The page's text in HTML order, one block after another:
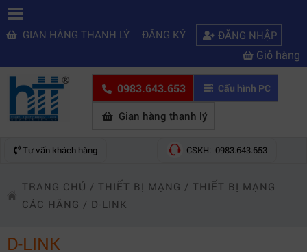
GIAN HÀNG THANH LÝ ĐĂNG KÝ ĐĂNG NHẬP
Giỏ hàng
0983.643.653 Cấu hình PC
Gian hàng thanh lý
Tư vấn khách hàng CSKH: 0983.643.653
TRANG CHỦ / THIẾT BỊ MẠNG / THIẾT BỊ MẠNG
CÁC HÃNG / D-LINK
D-LINK